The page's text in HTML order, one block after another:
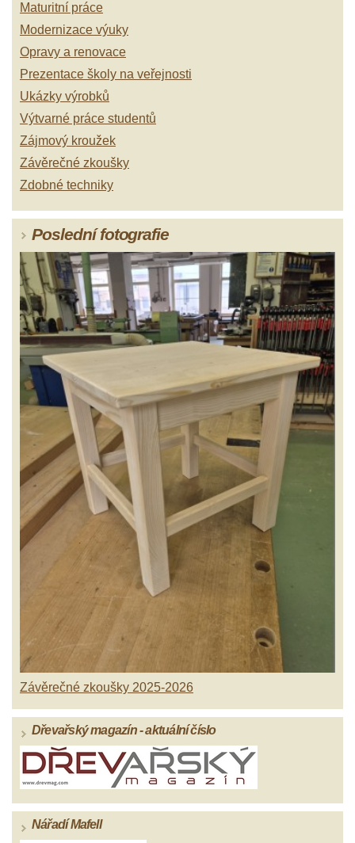
Maturitní práce
Modernizace výuky
Opravy a renovace
Prezentace školy na veřejnosti
Ukázky výrobků
Výtvarné práce studentů
Zájmový kroužek
Závěrečné zkoušky
Zdobné techniky
Poslední fotografie
Závěrečné zkoušky 2025-2026
Dřevařský magazín - aktuální číslo
Nářadí Mafell